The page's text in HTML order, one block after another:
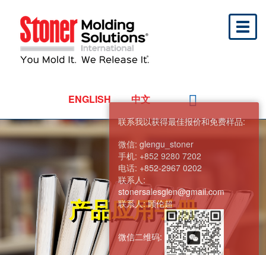
ENGLISH 中文
产品应用手册
联系我以获得最佳报价和免费样品:
微信: glengu_stoner
手机: +852 9280 7202
电话: +852-2967 0202
联系人:
stonersalesglen@gmail.com
联系人:顾伦超
微信二维码: